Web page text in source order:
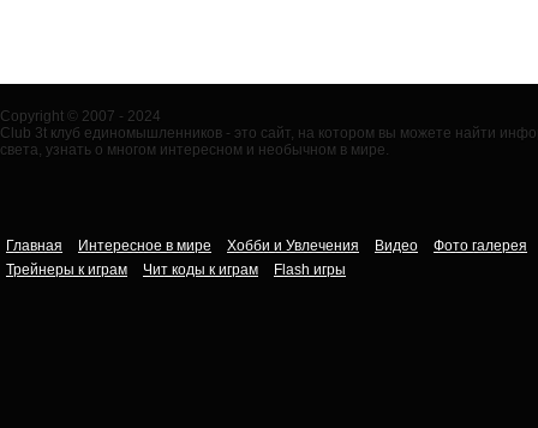
Copyright © 2007 - 2024
Club 3t клуб единомышленников - это сайт, на котором вы можете найти
света, узнать о многом интересном и необычном в мире.
Главная Интересное в мире Хобби и Увлечения Видео
Фото галерея
Трейнеры к играм
Чит коды к играм Flash игры